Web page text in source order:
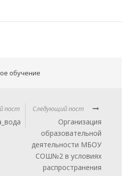
обучение
пост Следующий пост
Организация
образовательной
деятельности МБОУ
СОШ№2 в условиях
распространения